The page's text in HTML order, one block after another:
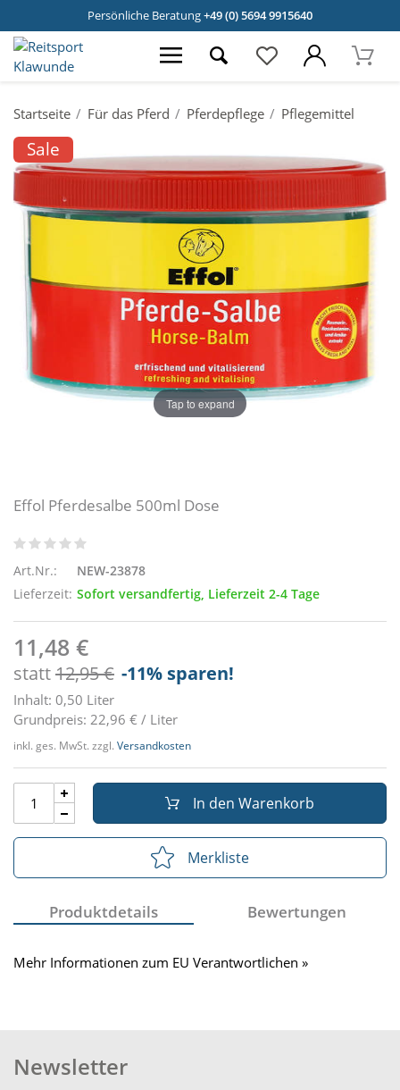
Persönliche Beratung+49 (0) 5694 9915640
Startseite Für das Pferd Pferdepflege Pflegemittel
Sale
Tap to expand
Effol Pferdesalbe 500ml Dose
Art.Nr.:
NEW-23878
Lieferzeit: Sofort versandfertig, Lieferzeit 2-4 Tage
11,48 €
statt12,95 € -11% sparen!
Inhalt: 0,50 Liter
Grundpreis: 22,96 € / Liter
inkl. ges. MwSt. zzgl. Versandkosten
In den Warenkorb
Merkliste
Produktdetails Bewertungen
Mehr Informationen zum EU Verantwortlichen »
Newsletter